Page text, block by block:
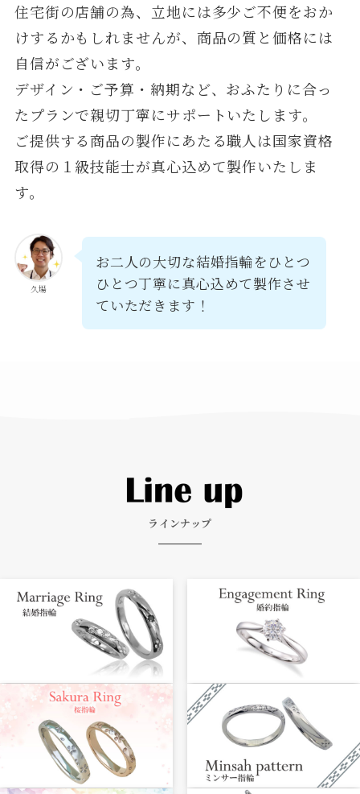
住宅街の店舗の為、立地には多少ご不便をおか
けするかもしれませんが、商品の質と価格には
自信がございます。
デザイン・ご予算・納期など、おふたりに合っ
たプランで親切丁寧にサポートいたします。
ご提供する商品の製作にあたる職人は国家資格
取得の１級技能士が真心込めて製作いたしま
す。
久場
お二人の大切な結婚指輪をひとつ
ひとつ丁寧に真心込めて製作させ
ていただきます！
ラインナップ